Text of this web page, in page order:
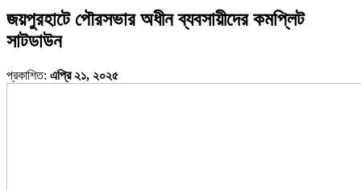
জয়পুরহাটে পৌরসভার অধীন ব্যবসায়ীদের কমপ্লিট
সাটডাউন
প্রকাশিত: এপ্রি ২১, ২০২৫